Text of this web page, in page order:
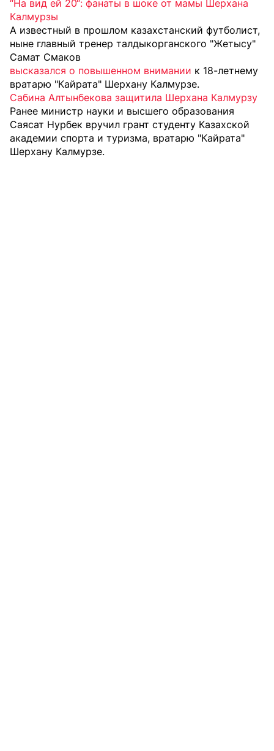
“На вид ей 20“: фанаты в шоке от мамы Шерхана
Калмурзы
А известный в прошлом казахстанский футболист,
ныне главный тренер талдыкорганского "Жетысу"
Самат Смаков
высказался о повышенном внимании к 18-летнему
вратарю "Кайрата" Шерхану Калмурзе.
Сабина Алтынбекова защитила Шерхана Калмурзу
Ранее министр науки и высшего образования
Саясат Нурбек вручил грант студенту Казахской
академии спорта и туризма, вратарю "Кайрата"
Шерхану Калмурзе.